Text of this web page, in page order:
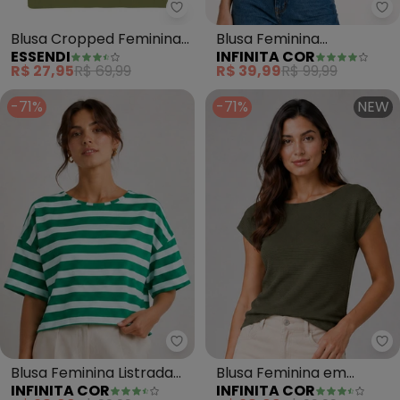
Essendi - Blusa Cropped
Blusa Cropped Feminina
em Ribana (Verde)
ESSENDI
R$ 27,95R$ 69,99
Blusa Feminina
Estampada Viscotorcion
(Verde)
INFINITA COR
R$ 39,99R$ 99,99
-71%
Infinita Cor - Blusa Feminina
Blusa Feminina Listrada
(Verde)
INFINITA COR
-71% NEW
Blusa Feminina em
Tecido Classic (Verde)
INFINITA COR